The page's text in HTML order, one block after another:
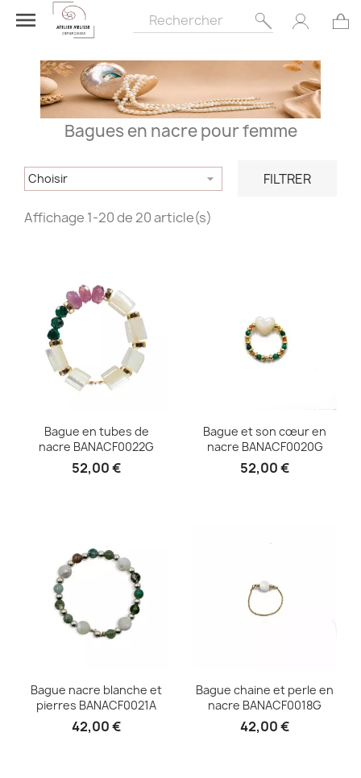

Bagues en nacre pour femme
Choisir  FILTRER
Affichage 1-20 de 20 article(s)
Bague en tubes de
nacre BANACF0022G
52,00 €
Bague et son cœur en
nacre BANACF0020G
52,00 €
Bague nacre blanche et
pierres BANACF0021A
42,00 €
Bague chaine et perle en
nacre BANACF0018G
42,00 €